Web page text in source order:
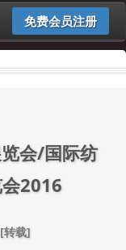
免费会员注册
会/国际纺
2016
转载]